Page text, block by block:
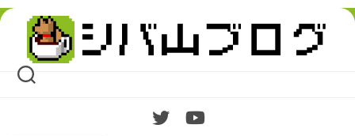
Skip
content